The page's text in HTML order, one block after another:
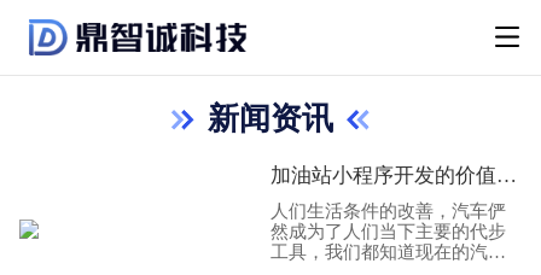
新闻资讯
加油站小程序开发的价值和功能?
人们生活条件的改善，汽车俨
然成为了人们当下主要的代步
工具，我们都知道现在的汽车